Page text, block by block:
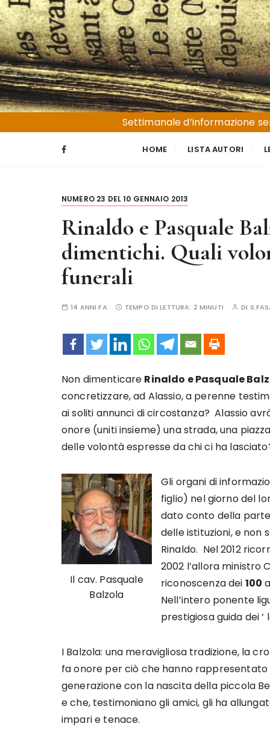
S
a
l
t
a
a
l
c
Trucioli
Liguria e Basso Piemonte
Settimanale d’informazione
HOME LISTA AUTORI
NUMERO 23 DEL 10 GENNAIO 2013
Rinaldo e Pasquale
dimentichi. Quali
funerali
14 ANNI FA TEMPO DI LETTURA: 2 MINUTI DI
Non dimenticare Rinaldo e Pasquale
concretizzare, ad Alassio, a perenne
ai soliti annunci di circostanza? Alassio
onore (uniti insieme) una strada, una
delle volontà espresse da chi ci ha
Il cav. Pasquale
Balzola
Gli organi di
figlio) nel giorno del
dato conto della
delle istituzioni, e non
Rinaldo. Nel 2012
2002 l’allora ministro
riconoscenza dei 100
Nell’intero ponente
prestigiosa guida dei ‘
I Balzola: una meravigliosa tradizione, la
fa onore per ciò che hanno
generazione con la nascita della piccola
e che, testimoniano gli amici, gli ha
impari e tenace.